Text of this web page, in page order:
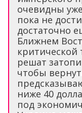
очевидны
пока не
достаточно
Ближнем
критической
решат
чтобы
ниже 40
под